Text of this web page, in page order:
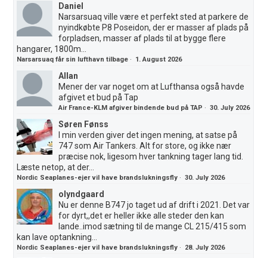
Daniel
Narsarsuaq ville være et perfekt sted at parkere de
nyindkøbte P8 Poseidon, der er masser af plads på
forpladsen, masser af plads til at bygge flere
hangarer, 1800m...
Narsarsuaq får sin lufthavn tilbage · 1. August 2026
Allan
Mener der var noget om at Lufthansa også havde
afgivet et bud på Tap
Air France-KLM afgiver bindende bud på TAP ·30. July 2026
Søren Fønss
I min verden giver det ingen mening, at satse på
747 som Air Tankers. Alt for store, og ikke nær
præcise nok, ligesom hver tankning tager lang tid.
Læste netop, at der...
Nordic Seaplanes-ejer vil have brandslukningsfly ·30. July 2026
olyndgaard
Nu er denne B747 jo taget ud af drift i 2021. Det var
for dyrt,,det er heller ikke alle steder den kan
lande..imod sætning til de mange CL 215/415 som
kan lave optankning...
Nordic Seaplanes-ejer vil have brandslukningsfly · 28. July 2026